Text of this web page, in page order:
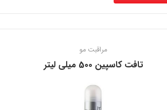
مراقبت مو
تافت كاسپين 500 میلی لیتر